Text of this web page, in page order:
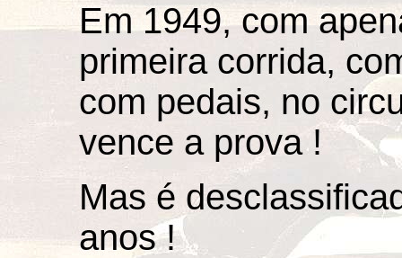
Em 1949, com
primeira corrida,
com pedais, no
vence a prova !
Mas é
anos !